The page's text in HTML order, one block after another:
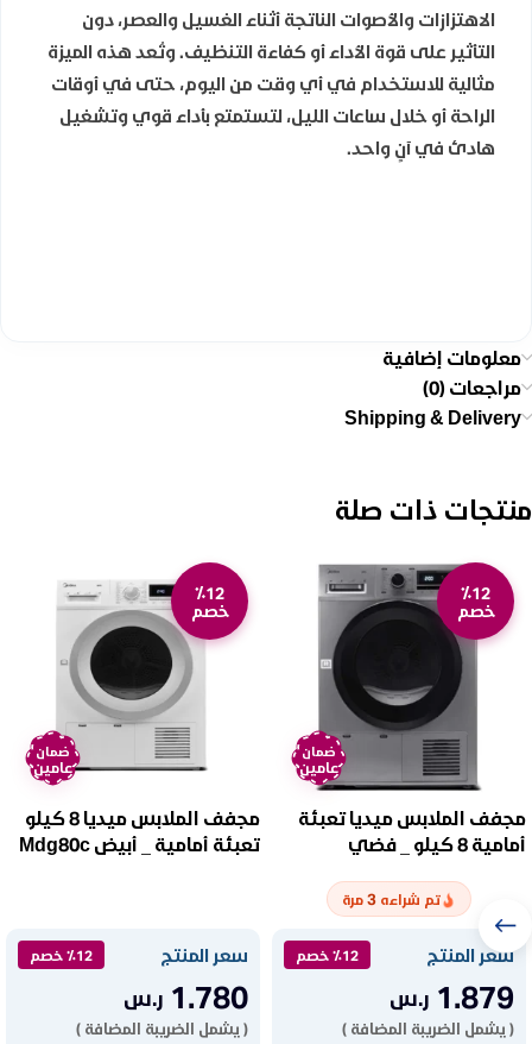
الاهتزازات والأصوات الناتجة أثناء الغسيل والعصر، دون
التأثير على قوة الأداء أو كفاءة التنظيف. وتُعد هذه الميزة
مثالية للاستخدام في أي وقت من اليوم، حتى في أوقات
الراحة أو خلال ساعات الليل، لتستمتع بأداء قوي وتشغيل
هادئ في آنٍ واحد.
معلومات إضافية
مراجعات (0)
Shipping & Delivery
منتجات ذات صلة
٪12
خصم
ضمان
عامين
مجفف الملابس ميديا تعبئة
أمامية 8 كيلو _ فضي
تم شراءه 3 مرة
سعر المنتج ٪12 خصم
1.879 ر.س
( يشمل الضريبة المضافة )
٪12
خصم
ضمان
عامين
مجفف الملابس ميديا 8 كيلو
تعبئة أمامية _ أبيض Mdg80c
سعر المنتج ٪12 خصم
1.780 ر.س
( يشمل الضريبة المضافة )